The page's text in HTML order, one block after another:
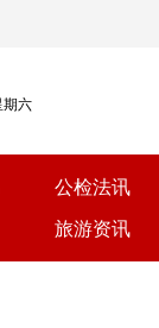
期六
公检法讯
旅游资讯